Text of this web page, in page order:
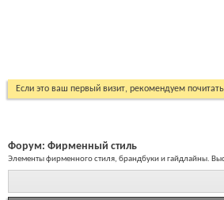
Если это ваш первый визит, рекомендуем почитать
Форум: Фирменный стиль
Элементы фирменного стиля, брандбуки и гайдлайны.